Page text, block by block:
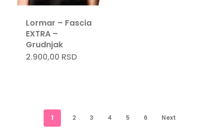
Lormar – Fascia
EXTRA –
Grudnjak
2.900,00 RSD
1 2 3 4 5 6 Next